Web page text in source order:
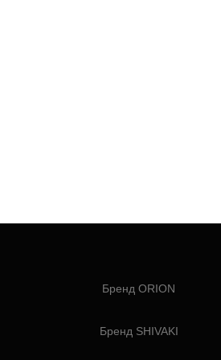
Бренд ORION
Бренд SHIVAKI